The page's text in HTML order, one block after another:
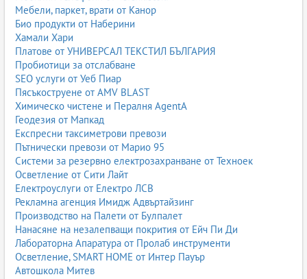
Мебели, паркет, врати от Канор
Био продукти от Наберини
Хамали Хари
Платове от УНИВЕРСАЛ ТЕКСТИЛ БЪЛГАРИЯ
Пробиотици за отслабване
SEO услуги от Уеб Пиар
Пясъкоструене от AMV BLAST
Химическо чистене и Пералня AgentA
Геодезия от Мапкад
Експресни таксиметрови превози
Пътнически превози от Марио 95
Системи за резервно електрозахранване от Техноек
Осветление от Сити Лайт
Електроуслуги от Електро ЛСВ
Рекламна агенция Имидж Адвъртайзинг
Производство на Палети от Булпалет
Нанасяне на незалепващи покрития от Ейч Пи Ди
Лабораторна Апаратура от Пролаб инструменти
Осветление, SMART HOME от Интер Пауър
Автошкола Митев